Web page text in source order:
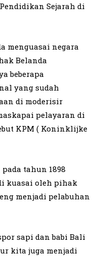
Sejarah di
menguasai negara
Belanda
beberapa
yang sudah
di moderisir
pelayaran di
KPM ( Koninklijke
tahun 1898
kuasai oleh pihak
menjadi pelabuhan
sapi dan babi Bali
kita juga menjadi